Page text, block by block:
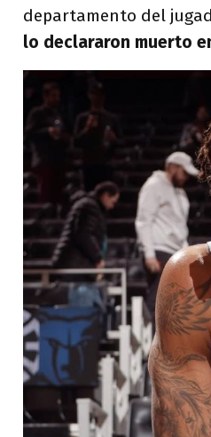
departamento del
lo declararon muerto